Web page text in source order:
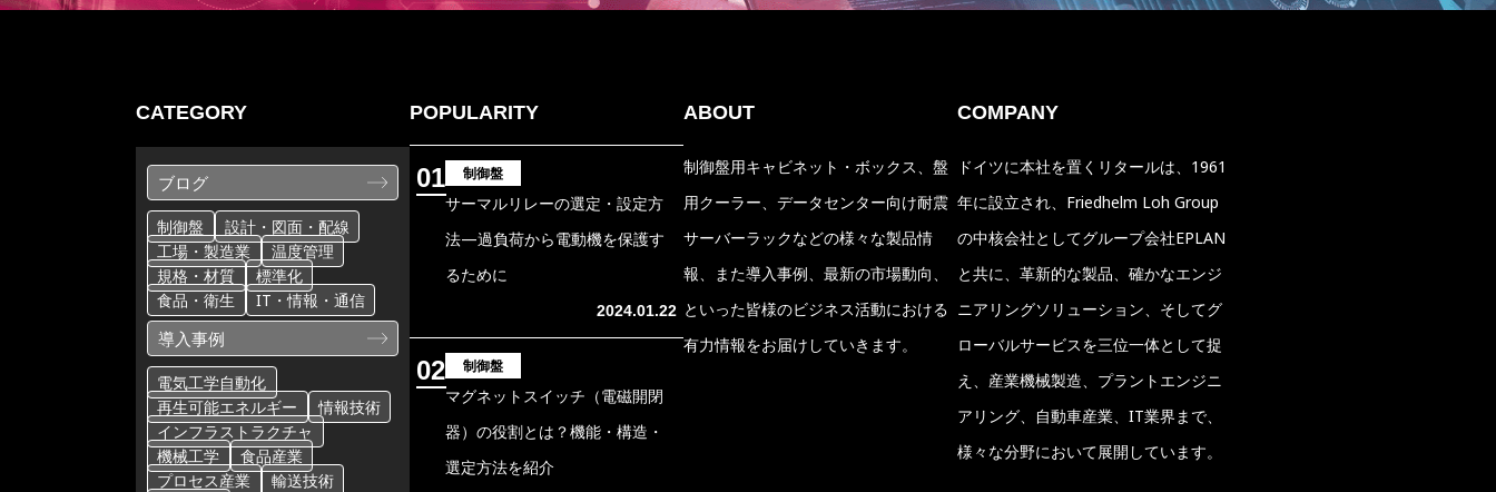
CATEGORY
ブログ
制御盤
設計・図面・配線
工場・製造業
温度管理
規格・材質
標準化
食品・衛生
IT・情報・通信
導入事例
電気工学自動化
再生可能エネルギー
情報技術
インフラストラクチャ
機械工学
食品産業
プロセス産業
輸送技術
POPULARITY
01 制御盤
サーマルリレーの選定・設定方
法―過負荷から電動機を保護す
るために
2024.01.22
02 制御盤
マグネットスイッチ（電磁開閉
器）の役割とは？機能・構造・
選定方法を紹介
ABOUT
制御盤用キャビネット・ボックス、盤
用クーラー、データセンター向け耐震
サーバーラックなどの様々な製品情
報、また導入事例、最新の市場動向、
といった皆様のビジネス活動における
有力情報をお届けしていきます。
COMPANY
ドイツに本社を置くリタールは、1961
年に設立され、Friedhelm Loh Group
の中核会社としてグループ会社EPLAN
と共に、革新的な製品、確かなエンジ
ニアリングソリューション、そしてグ
ローバルサービスを三位一体として捉
え、産業機械製造、プラントエンジニ
アリング、自動車産業、IT業界まで、
様々な分野において展開しています。